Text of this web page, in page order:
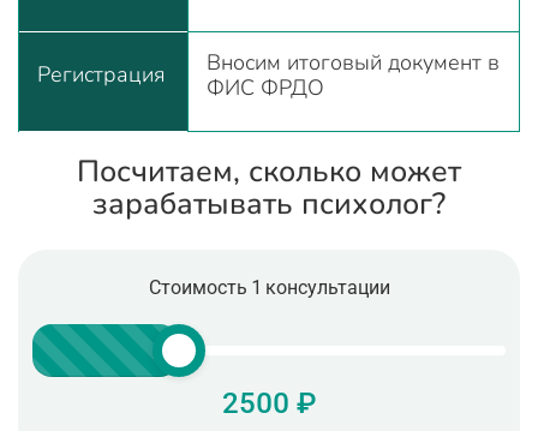
Регистрация
Вносим итоговый документ в
ФИС ФРДО
Посчитаем, сколько может
зарабатывать психолог?
Стоимость 1 консультации
2500 ₽